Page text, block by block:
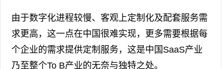
由于数字化进程较慢、客观上定制化及配套服务需
求更高，这一点在中国很难实现，更多需要根据每
个企业的需求提供定制服务，这是中国SaaS产业
乃至整个To B产业的无奈与独特之处。